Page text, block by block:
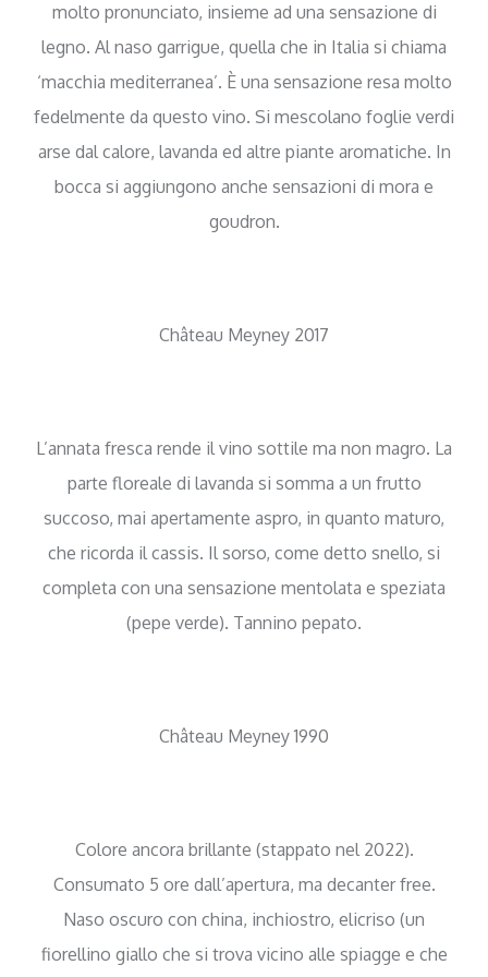
molto pronunciato, insieme ad una sensazione di
legno. Al naso garrigue, quella che in Italia si chiama
‘macchia mediterranea’. È una sensazione resa molto
fedelmente da questo vino. Si mescolano foglie verdi
arse dal calore, lavanda ed altre piante aromatiche. In
bocca si aggiungono anche sensazioni di mora e
goudron.
Château Meyney 2017
L’annata fresca rende il vino sottile ma non magro. La
parte floreale di lavanda si somma a un frutto
succoso, mai apertamente aspro, in quanto maturo,
che ricorda il cassis. Il sorso, come detto snello, si
completa con una sensazione mentolata e speziata
(pepe verde). Tannino pepato.
Château Meyney 1990
Colore ancora brillante (stappato nel 2022).
Consumato 5 ore dall’apertura, ma decanter free.
Naso oscuro con china, inchiostro, elicriso (un
fiorellino giallo che si trova vicino alle spiagge e che